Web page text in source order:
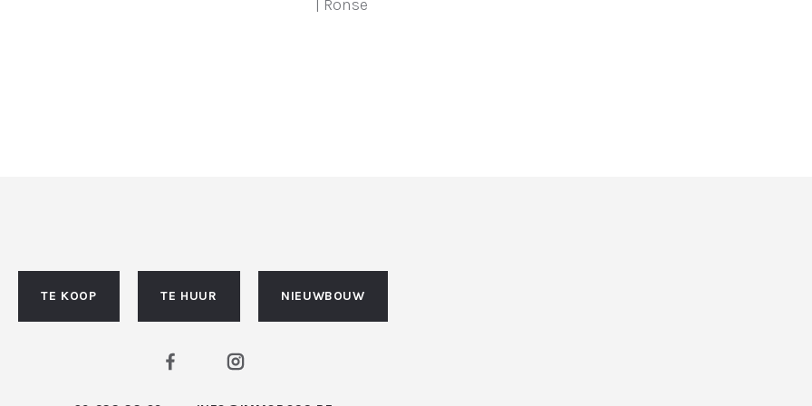
| Ronse
TE KOOP TE HUUR NIEUWBOUW